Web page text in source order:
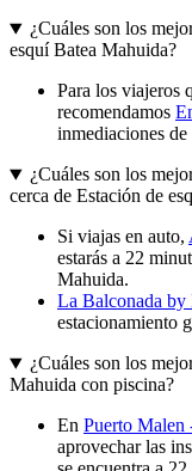
¿Cuáles son los
esquí Batea Mahuida?
Para los viajeros
recomendamos
inmediaciones
¿Cuáles son los
cerca de Estación de
Si viajas en auto,
estarás a 22
Mahuida.
La Balconada
estacionamiento
¿Cuáles son los
Mahuida con piscina?
En Puerto Malen
aprovechar las